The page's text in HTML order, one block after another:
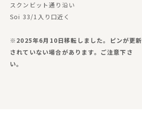
スクンビット通り沿い
Soi 33/1入り口近く
※2025年6月10日移転しました。ピンが更新
されていない場合があります。ご注意下さ
い。